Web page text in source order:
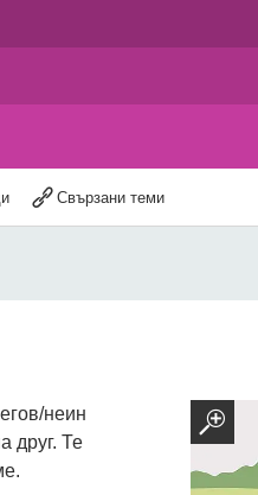
Свързани теми
неин
друг. Те